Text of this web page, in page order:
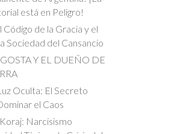
está en Peligro!
de la Gracia y el
Sociedad del Cansancio
Y EL DUEÑO DE
Oculta: El Secreto
el Caos
Narcisismo